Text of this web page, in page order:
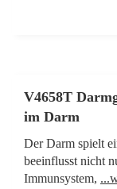
V4658T
im Darm
Der Darm spielt
beeinflusst nicht
Immunsystem,